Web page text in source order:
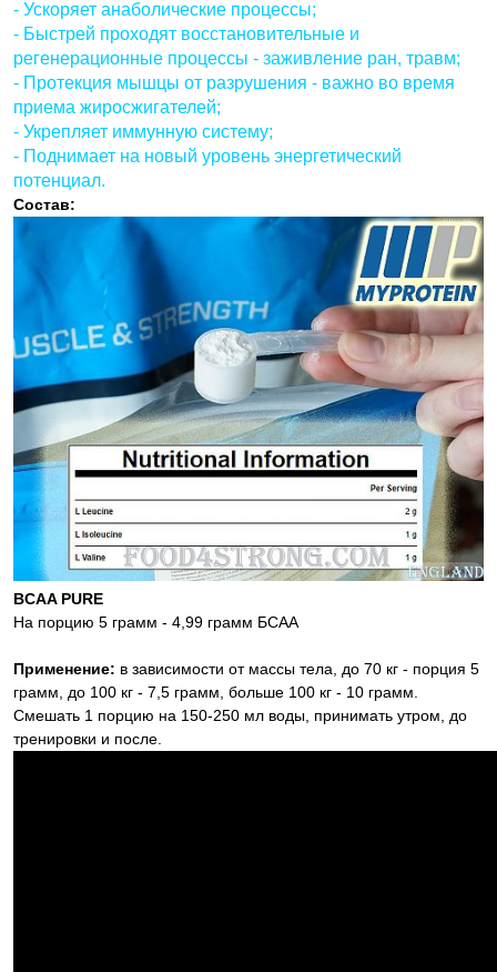
- Ускоряет анаболические процессы;
- Быстрей проходят восстановительные и
регенерационные процессы - заживление ран, травм;
- Протекция мышцы от разрушения - важно во время
приема жиросжигателей;
- Укрепляет иммунную систему;
- Поднимает на новый уровень энергетический
потенциал.
Состав:
BCAA PURE
На порцию 5 грамм - 4,99 грамм БСАА
Применение: в зависимости от массы тела, до 70 кг - порция 5
грамм, до 100 кг - 7,5 грамм, больше 100 кг - 10 грамм.
Смешать 1 порцию на 150-250 мл воды, принимать утром, до
тренировки и после.